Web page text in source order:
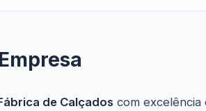
de Calçados com excelência